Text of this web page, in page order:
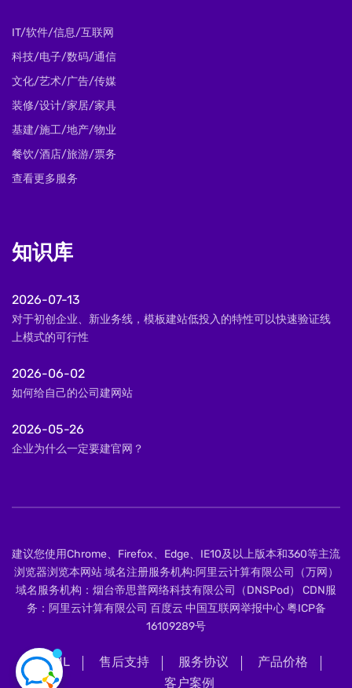
IT/软件/信息/互联网
科技/电子/数码/通信
文化/艺术/广告/传媒
装修/设计/家居/家具
基建/施工/地产/物业
餐饮/酒店/旅游/票务
查看更多服务
知识库
2026-07-13
对于初创企业、新业务线，模板建站低投入的特性可以快速验证线
上模式的可行性
2026-06-02
如何给自己的公司建网站
2026-05-26
企业为什么一定要建官网？
建议您使用Chrome、Firefox、Edge、IE10及以上版本和360等主流
浏览器浏览本网站 域名注册服务机构:阿里云计算有限公司（万网）
域名服务机构：烟台帝思普网络科技有限公司（DNSPod） CDN服
务：阿里云计算有限公司 百度云 中国互联网举报中心粤ICP备
16109289号
XML 售后支持 服务协议
产品价格
客户案例